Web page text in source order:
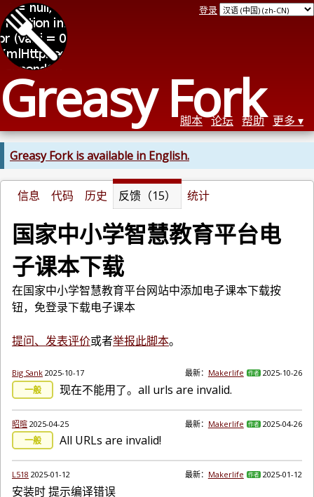
Greasy Fork
登录
脚本 论坛 帮助 更多
Greasy Fork is available in English.
信息 代码 历史 反馈（15） 统计
国家中小学智慧教育平台电
子课本下载
在国家中小学智慧教育平台网站中添加电子课本下载按
钮，免登录下载电子课本
提问、发表评价或者举报此脚本。
Big Sank 2025-10-17 最新： Makerlife 作者 2025-10-26
一般 现在不能用了。all urls are invalid.
昭暄 2025-04-25 最新： Makerlife 作者 2025-04-26
一般 All URLs are invalid!
L518 2025-01-12 最新： Makerlife 作者 2025-01-12
安装时 提示编译错误